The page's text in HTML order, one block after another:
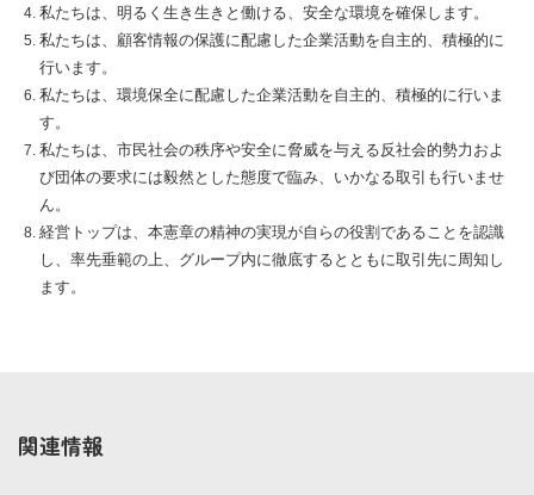
私たちは、明るく生き生きと働ける、安全な環境を確保します。
私たちは、顧客情報の保護に配慮した企業活動を自主的、積極的に
行います。
私たちは、環境保全に配慮した企業活動を自主的、積極的に行いま
す。
私たちは、市民社会の秩序や安全に脅威を与える反社会的勢力およ
び団体の要求には毅然とした態度で臨み、いかなる取引も行いませ
ん。
経営トップは、本憲章の精神の実現が自らの役割であることを認識
し、率先垂範の上、グループ内に徹底するとともに取引先に周知し
ます。
関連情報